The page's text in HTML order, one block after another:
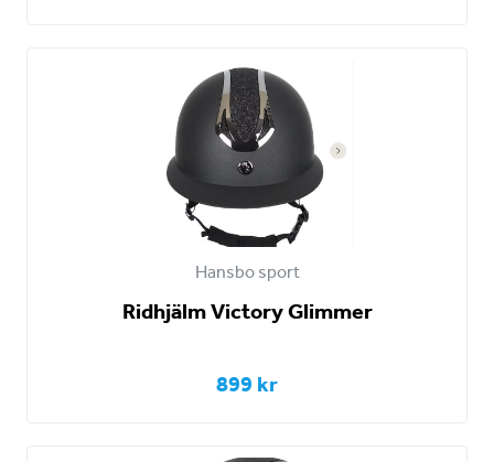
Hansbo sport
Ridhjälm Victory Glimmer
899 kr